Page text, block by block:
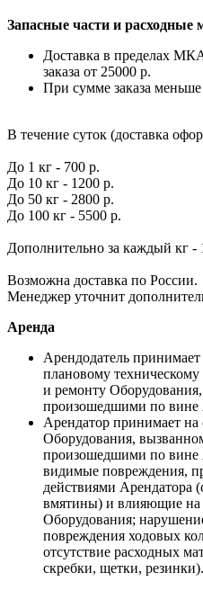
Запасные части и расходные
Доставка в пределах
заказа от 25000 р.
При сумме заказа меньше
В течение суток (доставка
До 1 кг - 700 р.
До 10 кг - 1200 р.
До 50 кг - 2800 р.
До 100 кг - 5500 р.
Дополнительно за каждый кг -
Возможна доставка по России.
Менеджер уточнит
Аренда
Арендодатель
плановому
и ремонту
произошедшими по вине
Арендатор принимает на
Оборудования,
произошедшими по вине
видимые повреждения,
действиями Арендатора
вмятины) и влияющие на
Оборудования;
повреждения ходовых
отсутствие расходных
скребки, щетки, резинки).